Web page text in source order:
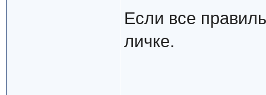
Если все
личке.